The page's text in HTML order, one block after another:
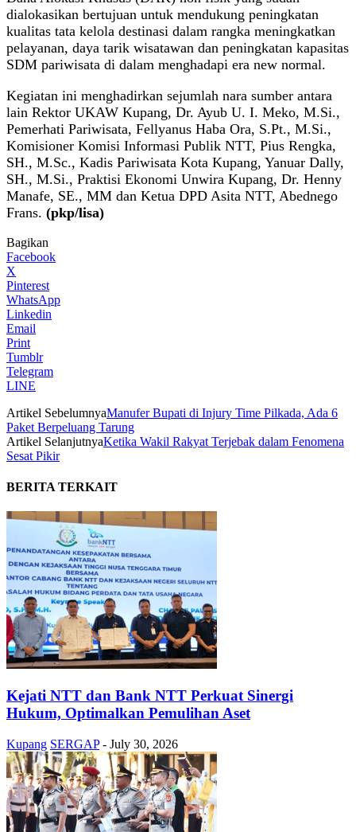
dialokasikan bertujuan untuk mendukung peningkatan
kualitas tata kelola destinasi dalam rangka meningkatkan
pelayanan, daya tarik wisatawan dan peningkatan kapasitas
SDM pariwisata di dalam menghadapi era new normal.
Kegiatan ini menghadirkan sejumlah nara sumber antara
lain Rektor UKAW Kupang, Dr. Ayub U. I. Meko, M.Si.,
Pemerhati Pariwisata, Fellyanus Haba Ora, S.Pt., M.Si.,
Komisioner Komisi Informasi Publik NTT, Pius Rengka,
SH., M.Sc., Kadis Pariwisata Kota Kupang, Yanuar Dally,
SH., M.Si., Praktisi Ekonomi Unwira Kupang, Dr. Henny
Manafe, SE., MM dan Ketua DPD Asita NTT, Abednego
Frans. (pkp/lisa)
Bagikan
Facebook
X
Pinterest
WhatsApp
Linkedin
Email
Print
Tumblr
Telegram
LINE
Artikel SebelumnyaManufer Bupati di Injury Time Pilkada, Ada 6
Paket Berpeluang Tarung
Artikel SelanjutnyaKetika Wakil Rakyat Terjebak dalam Fenomena
Sesat Pikir
BERITA TERKAIT
Kejati NTT dan Bank NTT Perkuat Sinergi
Hukum, Optimalkan Pemulihan Aset
Kupang SERGAP - July 30, 2026